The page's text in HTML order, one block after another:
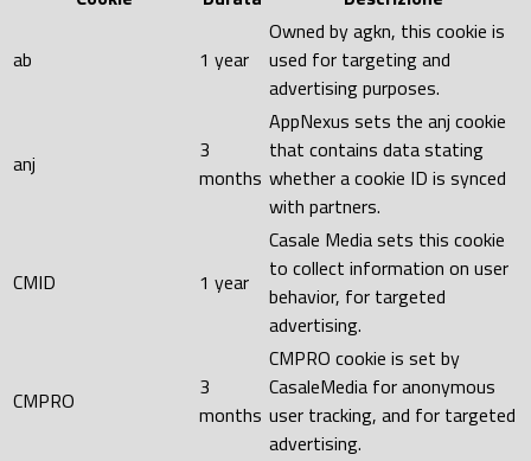
ab 1 year
Owned by agkn, this cookie is
used for targeting and
advertising purposes.
anj
3
months
AppNexus sets the anj cookie
that contains data stating
whether a cookie ID is synced
with partners.
CMID 1 year
Casale Media sets this cookie
to collect information on user
behavior, for targeted
advertising.
CMPRO
3
months
CMPRO cookie is set by
CasaleMedia for anonymous
user tracking, and for targeted
advertising.